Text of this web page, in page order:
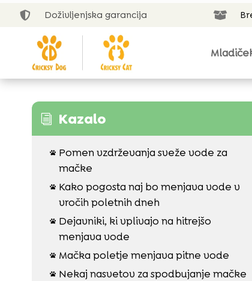
 Doživljenjska garancija 
i Kazalo

Pomen vzdrževanja sveže vode za
mačke

Kako pogosta naj bo menjava vode v
vročih poletnih dneh

Dejavniki, ki vplivajo na hitrejšo
menjava vode
 Mačka poletje menjava pitne vode

Nekaj nasvetov za spodbujanje mačke